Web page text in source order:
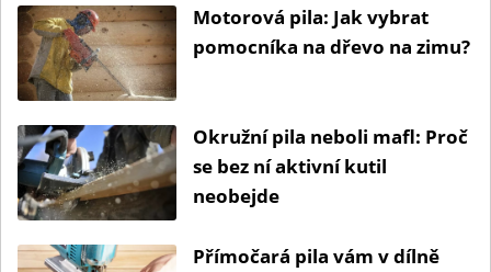
Motorová pila: Jak vybrat
pomocníka na dřevo na zimu?
Okružní pila neboli mafl: Proč
se bez ní aktivní kutil
neobejde
Přímočará pila vám v dílně